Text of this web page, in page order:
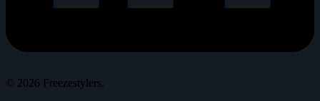
© 2026 Freezestylers.